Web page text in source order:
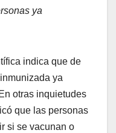
ya
indica que de
ya
otras inquietudes
que las personas
si se vacunan o